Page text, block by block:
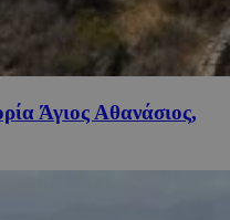
Άγιος Αθανάσιος,